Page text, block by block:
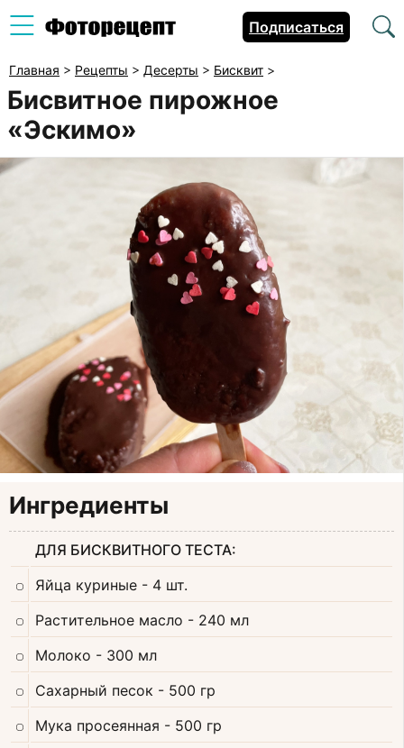
Подписаться
Главная > Рецепты > Десерты > Бисквит >
Бисвитное пирожное
«Эскимо»
Ингредиенты
ДЛЯ БИСКВИТНОГО ТЕСТА:
Яйца куриные - 4 шт.
Растительное масло - 240 мл
Молоко - 300 мл
Сахарный песок - 500 гр
Мука просеянная - 500 гр